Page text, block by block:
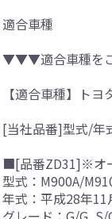
適合車種
▼▼▼適合車種を
【適合車種】トヨ
[当社品番]型式/年
■[品番ZD31]※オ
型式：M900A/
年式：平成28年11